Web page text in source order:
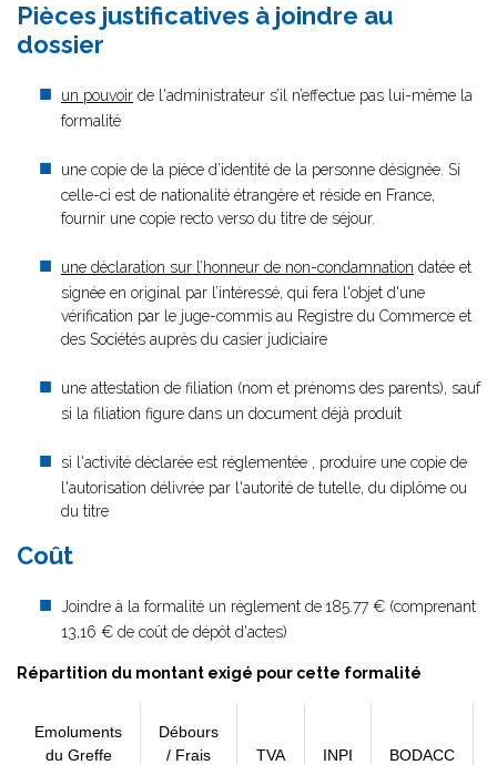
Pièces justificatives à joindre au
dossier
un pouvoir de l'administrateur s’il n’effectue pas lui-même la
formalité
une copie de la pièce d’identité de la personne désignée. Si
celle-ci est de nationalité étrangère et réside en France,
fournir une copie recto verso du titre de séjour.
une déclaration sur l’honneur de non-condamnation datée et
signée en original par l’intéressé, qui fera l'objet d'une
vérification par le juge-commis au Registre du Commerce et
des Sociétés auprès du casier judiciaire
une attestation de filiation (nom et prénoms des parents), sauf
si la filiation figure dans un document déjà produit
si l'activité déclarée est réglementée , produire une copie de
l'autorisation délivrée par l'autorité de tutelle, du diplôme ou
du titre
Coût
Joindre à la formalité un règlement de185.77 € (comprenant
13,16 € de coût de dépôt d'actes)
Répartition du montant exigé pour cette formalité
Emoluments
du Greffe
Débours
/ Frais
TVA INPI BODACC